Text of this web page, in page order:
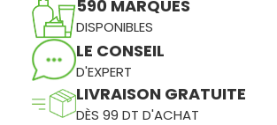
590 MARQUES
DISPONIBLES
LE CONSEIL
D'EXPERT
LIVRAISON GRATUITE
DÈS 99 DT D'ACHAT